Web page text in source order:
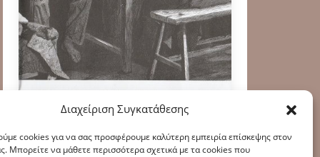
Διαχείριση Συγκατάθεσης
cookies για να σας προσφέρουμε καλύτερη εμπειρία επίσκεψης στον
Μπορείτε να μάθετε περισσότερα σχετικά με τα cookies που